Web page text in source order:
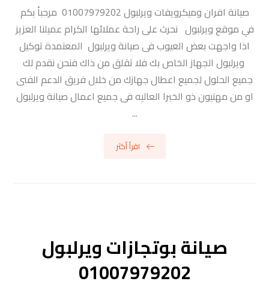
صيانة افران وميكرويفات ويرلبول 01007979202 مرحبأ بكم
في موقع ويرلبول نحرث على راحة عملائها الكرام عميلنا العزيز
اذا واجهت بعض العيوب فى صيانة ويرلبول المعتمدة توكيل
ويرلبول الجهاز الخاص بك فلا تقلق من ذاك فنحن نقدم لك
جميع الحلول لجميع اعطال جهازك من خلال فريق الدعم الفنى
او من مهنيون ذو الخبرا العاليه فى جميع اعمال صيانة ويرلبول
...
اقرأ أكثر
صيانة بوتجازات ويرلبول
01007979202